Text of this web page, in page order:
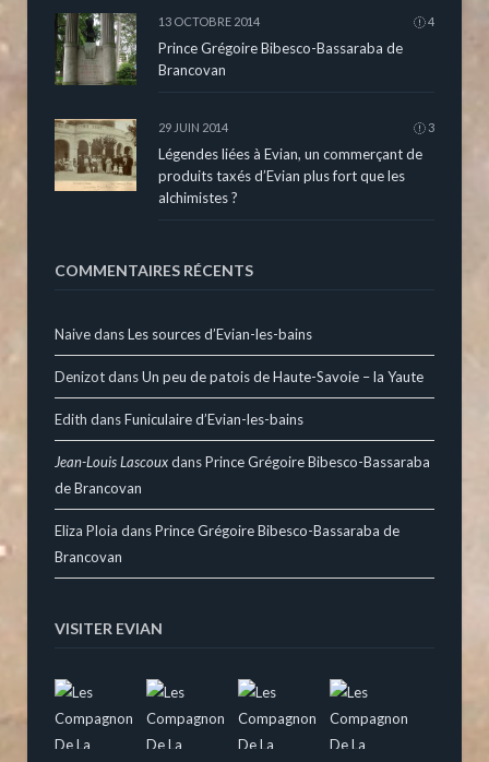
13 OCTOBRE 2014 4
Prince Grégoire Bibesco-Bassaraba de
Brancovan
29 JUIN 2014 3
Légendes liées à Evian, un commerçant de
produits taxés d’Evian plus fort que les
alchimistes ?
COMMENTAIRES RÉCENTS
NaivedansLes sources d’Evian-les-bains
DenizotdansUn peu de patois de Haute-Savoie – la Yaute
Edith dansFuniculaire d’Evian-les-bains
Jean-Louis LascouxdansPrince Grégoire Bibesco-Bassaraba
de Brancovan
Eliza Ploia dansPrince Grégoire Bibesco-Bassaraba de
Brancovan
VISITER EVIAN